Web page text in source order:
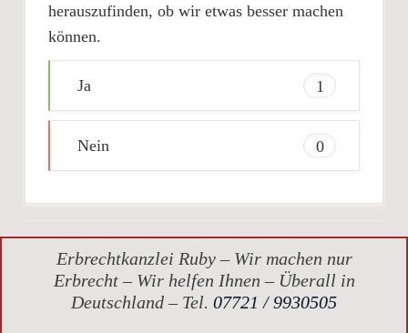
herauszufinden, ob wir etwas besser machen
können.
Ja 1
Nein 0
Erbrechtkanzlei Ruby – Wir machen nur
Erbrecht – Wir helfen Ihnen – Überall in
Deutschland – Tel. 07721 / 9930505